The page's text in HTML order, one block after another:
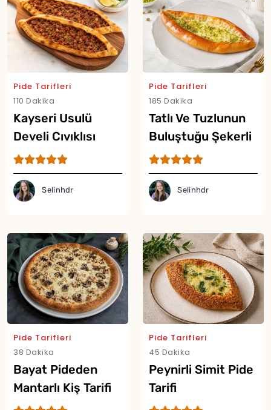
Pide Tarifleri
110 Dakika
Kayseri Usulü
Develi Cıvıklısı
Tarifi
Selinhdr
Pide Tarifleri
185 Dakika
Tatlı Ve Tuzlunun
Buluştuğu Şekerli
Pide Tarifi
Selinhdr
Pide Tarifleri
38 Dakika
Bayat Pideden
Mantarlı Kiş Tarifi
Pide Tarifleri
45 Dakika
Peynirli Simit Pide
Tarifi